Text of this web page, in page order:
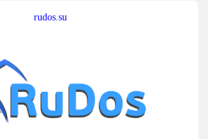
rudos.su